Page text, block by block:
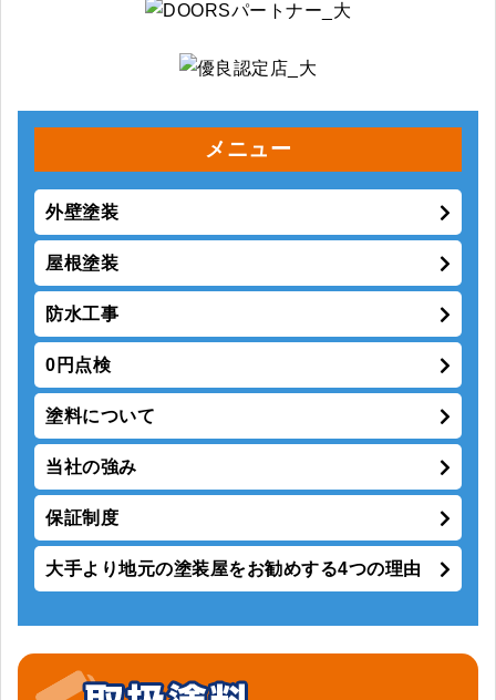
メニュー
外壁塗装
屋根塗装
防水工事
0円点検
塗料について
当社の強み
保証制度
大手より地元の塗装屋をお勧めする4つの理由